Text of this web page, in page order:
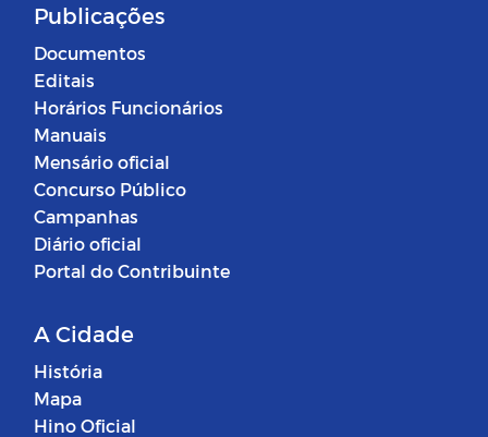
Publicações
Documentos
Editais
Horários Funcionários
Manuais
Mensário oficial
Concurso Público
Campanhas
Diário oficial
Portal do Contribuinte
A Cidade
História
Mapa
Hino Oficial